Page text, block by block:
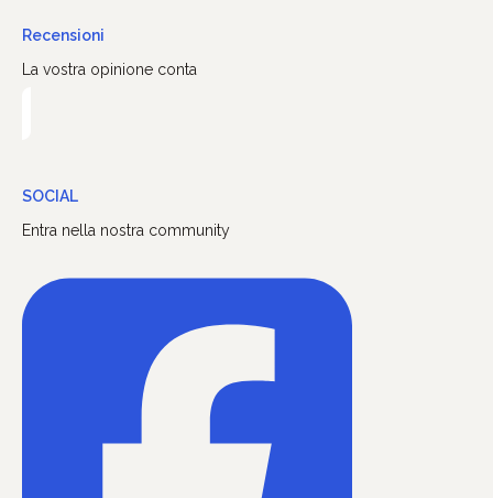
Recensioni
La vostra opinione conta
SOCIAL
Entra nella nostra community